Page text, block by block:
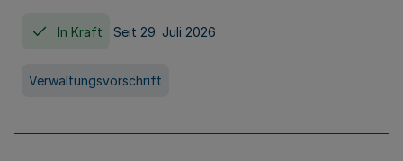
In Kraft Seit 29. Juli 2026
Verwaltungsvorschrift